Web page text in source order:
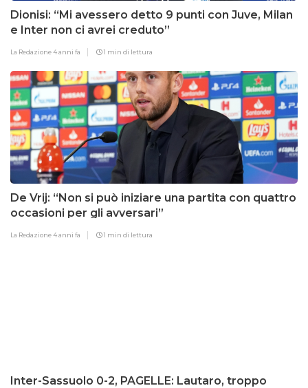
Dionisi: “Mi avessero detto 9 punti con Juve, Milan
e Inter non ci avrei creduto”
La Redazione4 anni fa 1 min di lettura
De Vrij: “Non si può iniziare una partita con quattro
occasioni per gli avversari”
La Redazione4 anni fa 1 min di lettura
Inter-Sassuolo 0-2, PAGELLE: Lautaro, troppo